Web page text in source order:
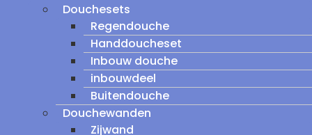
Douchesets
Regendouche
Handdoucheset
Inbouw douche
inbouwdeel
Buitendouche
Douchewanden
Zijwand